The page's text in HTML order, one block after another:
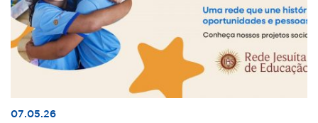
07.05.26